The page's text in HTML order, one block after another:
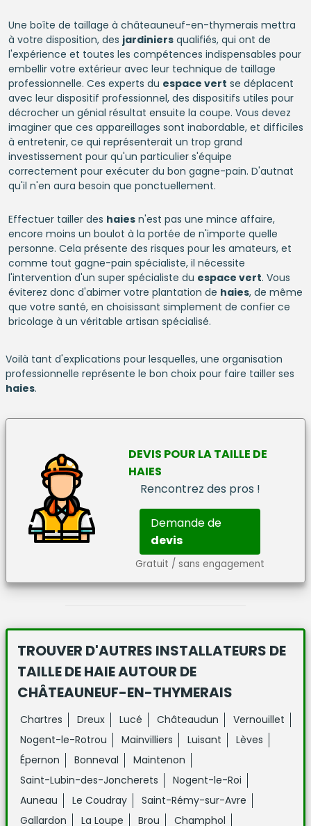
Une boîte de taillage à châteauneuf-en-thymerais mettra
à votre disposition, des jardiniersqualifiés, qui ont de
l'expérience et toutes les compétences indispensables pour
embellir votre extérieur avec leur technique de taillage
professionnelle. Ces experts du espace vert se déplacent
avec leur dispositif professionnel, des dispositifs utiles pour
décrocher un génial résultat ensuite la coupe. Vous devez
imaginer que ces appareillages sont inabordable, et difficiles
à entretenir, ce qui représenterait un trop grand
investissement pour qu'un particulier s'équipe
correctement pour exécuter du bon gagne-pain. D'autnat
qu'il n'en aura besoin que ponctuellement.
Effectuer tailler des haiesn'est pas une mince affaire,
encore moins un boulot à la portée de n'importe quelle
personne. Cela présente des risques pour les amateurs, et
comme tout gagne-pain spécialiste, il nécessite
l'intervention d'un super spécialiste du espace vert. Vous
éviterez donc d'abimer votre plantation de haies, de même
que votre santé, en choisissant simplement de confier ce
bricolage à un véritable artisan spécialisé.
Voilà tant d'explications pour lesquelles, une organisation
professionnelle représente le bon choix pour faire tailler ses
haies.
DEVIS POUR LATAILLE DE
HAIES
Rencontrez des pros !
Demande de
devis
Gratuit / sans engagement
TROUVER D'AUTRES INSTALLATEURS DE
TAILLE DE HAIEAUTOUR DE
CHÂTEAUNEUF-EN-THYMERAIS
Chartres Dreux Lucé Châteaudun
Vernouillet
Nogent-le-Rotrou
Mainvilliers Luisant
Lèves
Épernon
Bonneval
Maintenon
Saint-Lubin-des-Joncherets
Nogent-le-Roi
Auneau
Le Coudray
Saint-Rémy-sur-Avre
Gallardon
La Loupe Brou Champhol